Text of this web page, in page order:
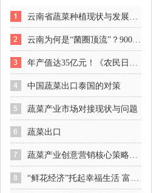
云南省蔬菜种植现状与发展前景
云南为何是“菌圈顶流”？900种野生菌撑起“百亿产业”
年产值达35亿元！《农民日报》关注云南泸西小香葱铺就绿色致富路
中国蔬菜出口泰国的对策
蔬菜产业市场对接现状与问题
蔬菜出口
蔬菜产业创意营销核心策略：从 “卖蔬菜” 到 “卖生活方式”​
“鲜花经济”托起幸福生活 富民县以全链条监督护航花卉产业发展